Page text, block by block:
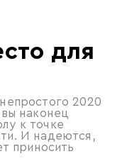
для
2020
наконец
к точке
И надеются,
приносить